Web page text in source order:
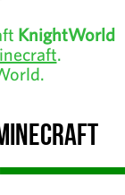
KnightWorld
.